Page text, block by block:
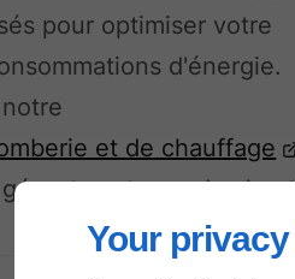
Your
pour optimiser votre
d'énergie.
et de chauffage
tous types de